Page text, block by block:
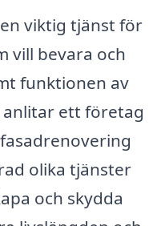
viktig tjänst för
vill bevara och
funktionen av
anlitar ett företag
olika tjänster
och skydda